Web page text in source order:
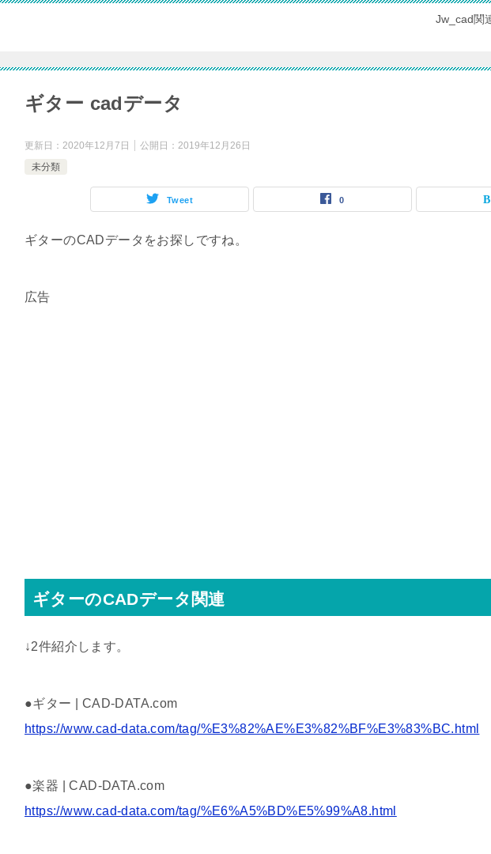
Jw_cad関
ギター cadデータ
更新日： 2020年12月7日 公開日： 2019年12月26日
未分類
Tweet 0
ギターのCADデータをお探しですね。
広告
ギターのCADデータ関連
↓2件紹介します。
●ギター | CAD-DATA.com
https://www.cad-data.com/tag/%E3%82%AE%E3%82%BF%E3%83%BC.html
●楽器 | CAD-DATA.com
https://www.cad-data.com/tag/%E6%A5%BD%E5%99%A8.html